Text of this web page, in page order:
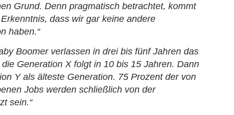
Grund. Denn pragmatisch betrachtet, kommt
dass wir gar keine andere
haben.“
Boomer verlassen in drei bis fünf Jahren das
Generation X folgt in 10 bis 15 Jahren. Dann
Y als älteste Generation. 75 Prozent der von
Jobs werden schließlich von der
sein.“